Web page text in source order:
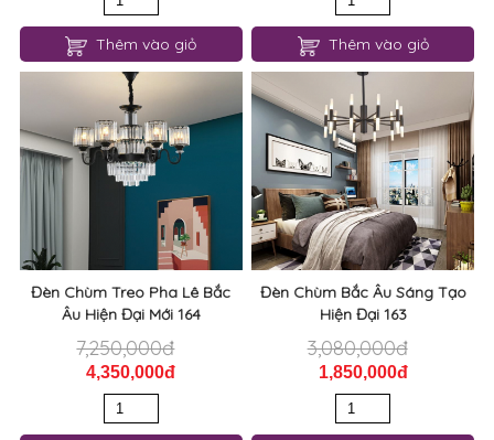
Thêm vào giỏ Thêm vào giỏ
Đèn Chùm Treo Pha Lê Bắc
Âu Hiện Đại Mới 164
7,250,000đ
4,350,000đ
Đèn Chùm Bắc Âu Sáng Tạo
Hiện Đại 163
3,080,000đ
1,850,000đ